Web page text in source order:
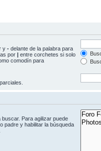
y - delante de la palabra para
por | entre corchetes si solo
comodín para
Para agilizar puede
padre y habilitar la búsqueda